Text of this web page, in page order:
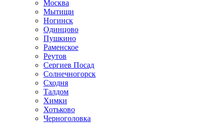
Москва
Мытищи
Ногинск
Одинцово
Пушкино
Раменское
Реутов
Сергиев Посад
Солнечногорск
Сходня
Талдом
Химки
Хотьково
Черноголовка